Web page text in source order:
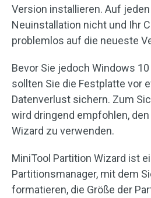
Version installieren. Auf
Neuinstallation nicht und Ihr
problemlos auf die neueste
Bevor Sie jedoch Windows
sollten Sie die Festplatte vor
Datenverlust sichern. Zum
wird dringend empfohlen,
Wizard zu verwenden.
MiniTool Partition Wizard ist
Partitionsmanager, mit dem
formatieren, die Größe der